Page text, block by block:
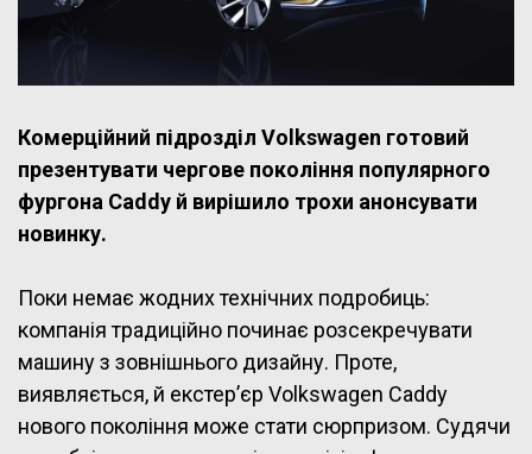
Комерційний підрозділ Volkswagen готовий
презентувати чергове покоління популярного
фургона Caddy й вирішило трохи анонсувати
новинку.
Поки немає жодних технічних подробиць:
компанія традиційно починає розсекречувати
машину з зовнішнього дизайну. Проте,
виявляється, й екстер’єр Volkswagen Caddy
нового покоління може стати сюрпризом. Судячи